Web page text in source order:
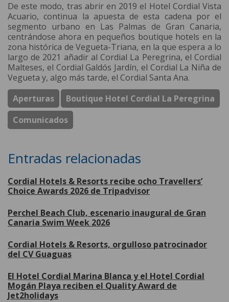
De este modo, tras abrir en 2019 el Hotel Cordial Vista
Acuario, continua la apuesta de esta cadena por el
segmento urbano en Las Palmas de Gran Canaria,
centrándose ahora en pequeños boutique hotels en la
zona histórica de Vegueta-Triana, en la que espera a lo
largo de 2021 añadir al Cordial La Peregrina, el Cordial
Malteses, el Cordial Galdós Jardín, el Cordial La Niña de
Vegueta y, algo más tarde, el Cordial Santa Ana.
Aperturas
Boutique Hotel Cordial La Peregrina
Comunicados
Entradas relacionadas
Cordial Hotels & Resorts recibe ocho Travellers’
Choice Awards 2026 de Tripadvisor
Perchel Beach Club, escenario inaugural de Gran
Canaria Swim Week 2026
Cordial Hotels & Resorts, orgulloso patrocinador
del CV Guaguas
El Hotel Cordial Marina Blanca y el Hotel Cordial
Mogán Playa reciben el Quality Award de
Jet2holidays